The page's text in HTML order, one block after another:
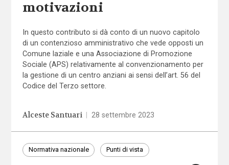
motivazioni
In questo contributo si dà conto di un nuovo capitolo
di un contenzioso amministrativo che vede opposti un
Comune laziale e una Associazione di Promozione
Sociale (APS) relativamente al convenzionamento per
la gestione di un centro anziani ai sensi dell’art. 56 del
Codice del Terzo settore.
Alceste Santuari 28 settembre 2023
Normativa nazionale Punti di vista